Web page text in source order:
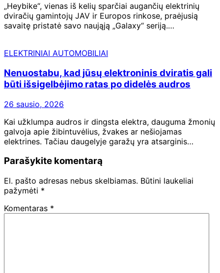
„Heybike“, vienas iš kelių sparčiai augančių elektrinių
dviračių gamintojų JAV ir Europos rinkose, praėjusią
savaitę pristatė savo naująją „Galaxy“ seriją.…
ELEKTRINIAI AUTOMOBILIAI
Nenuostabu, kad jūsų elektroninis dviratis gali
būti išsigelbėjimo ratas po didelės audros
26 sausio, 2026
Kai užklumpa audros ir dingsta elektra, dauguma žmonių
galvoja apie žibintuvėlius, žvakes ar nešiojamas
elektrines. Tačiau daugelyje garažų yra atsarginis…
Parašykite komentarą
El. pašto adresas nebus skelbiamas. Būtini laukeliai
pažymėti *
Komentaras *